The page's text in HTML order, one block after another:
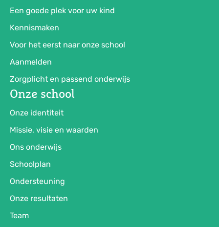
Een goede plek voor uw kind
Kennismaken
Voor het eerst naar onze school
Aanmelden
Zorgplicht en passend onderwijs
Onze school
Onze identiteit
Missie, visie en waarden
Ons onderwijs
Schoolplan
Ondersteuning
Onze resultaten
Team